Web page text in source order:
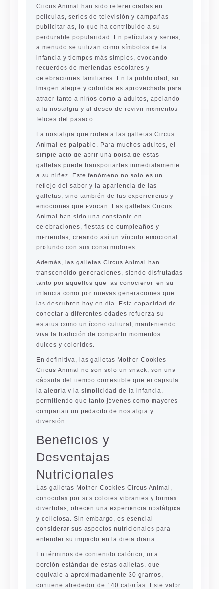
Circus Animal han sido referenciadas en
películas, series de televisión y campañas
publicitarias, lo que ha contribuido a su
perdurable popularidad. En películas y series,
a menudo se utilizan como símbolos de la
infancia y tiempos más simples, evocando
recuerdos de meriendas escolares y
celebraciones familiares. En la publicidad, su
imagen alegre y colorida es aprovechada para
atraer tanto a niños como a adultos, apelando
a la nostalgia y al deseo de revivir momentos
felices del pasado.
La nostalgia que rodea a las galletas Circus
Animal es palpable. Para muchos adultos, el
simple acto de abrir una bolsa de estas
galletas puede transportarles inmediatamente
a su niñez. Este fenómeno no solo es un
reflejo del sabor y la apariencia de las
galletas, sino también de las experiencias y
emociones que evocan. Las galletas Circus
Animal han sido una constante en
celebraciones, fiestas de cumpleaños y
meriendas, creando así un vínculo emocional
profundo con sus consumidores.
Además, las galletas Circus Animal han
transcendido generaciones, siendo disfrutadas
tanto por aquellos que las conocieron en su
infancia como por nuevas generaciones que
las descubren hoy en día. Esta capacidad de
conectar a diferentes edades refuerza su
estatus como un ícono cultural, manteniendo
viva la tradición de compartir momentos
dulces y coloridos.
En definitiva, las galletas Mother Cookies
Circus Animal no son solo un snack; son una
cápsula del tiempo comestible que encapsula
la alegría y la simplicidad de la infancia,
permitiendo que tanto jóvenes como mayores
compartan un pedacito de nostalgia y
diversión.
Beneficios y
Desventajas
Nutricionales
Las galletas Mother Cookies Circus Animal,
conocidas por sus colores vibrantes y formas
divertidas, ofrecen una experiencia nostálgica
y deliciosa. Sin embargo, es esencial
considerar sus aspectos nutricionales para
entender su impacto en la dieta diaria.
En términos de contenido calórico, una
porción estándar de estas galletas, que
equivale a aproximadamente 30 gramos,
contiene alrededor de 140 calorías. Este valor